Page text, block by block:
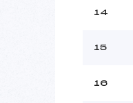
14
15
16